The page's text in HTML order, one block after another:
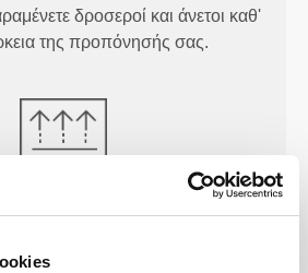
δροσεροί και άνετοι καθ'
της προπόνησής σας.
ΑΠΌΌ,ΤΙ